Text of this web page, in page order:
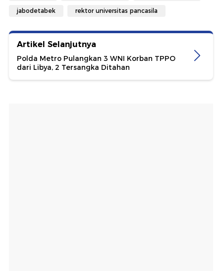
jabodetabek rektor universitas pancasila
Artikel Selanjutnya
Polda Metro Pulangkan 3 WNI Korban TPPO
dari Libya, 2 Tersangka Ditahan